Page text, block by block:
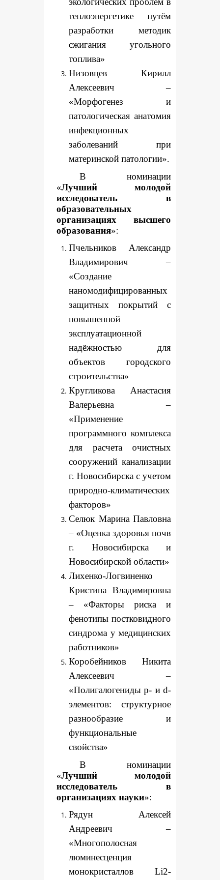
теплоэнергетике путём
разработки методик
сжигания угольного
топлива»
Низовцев Кирилл
Алексеевич –
«Морфогенез и
патологическая анатомия
инфекционных
заболеваний при
материнской патологии».
В номинации
«Лучший молодой
исследователь в
образовательных
организациях высшего
образования»:
Пчельников Александр
Владимирович –
«Создание
наномодифицированных
защитных покрытий с
повышенной
эксплуатационной
надёжностью для
объектов городского
строительства»
Кругликова Анастасия
Валерьевна –
«Применение
программного комплекса
для расчета очистных
сооружений канализации
г. Новосибирска с учетом
природно-климатических
факторов»
Селюк Марина Павловна
– «Оценка здоровья почв
г. Новосибирска и
Новосибирской области»
Лихенко-Логвиненко
Кристина Владимировна
– «Факторы риска и
фенотипы постковидного
синдрома у медицинских
работников»
Коробейников Никита
Алексеевич –
«Полигалогениды p- и d-
элементов: структурное
разнообразие и
функциональные
свойства»
В номинации
«Лучший молодой
исследователь в
организациях науки»:
Рядун Алексей
Андреевич –
«Многополосная
люминесценция
монокристаллов Li2-